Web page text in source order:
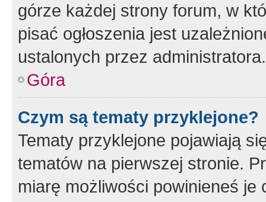
górze każdej strony forum, w
pisać ogłoszenia jest
ustalonych przez administratora.
Góra
Czym są tematy przyklejone?
Tematy przyklejone pojawiają
tematów na pierwszej stronie.
miarę możliwości powinieneś je